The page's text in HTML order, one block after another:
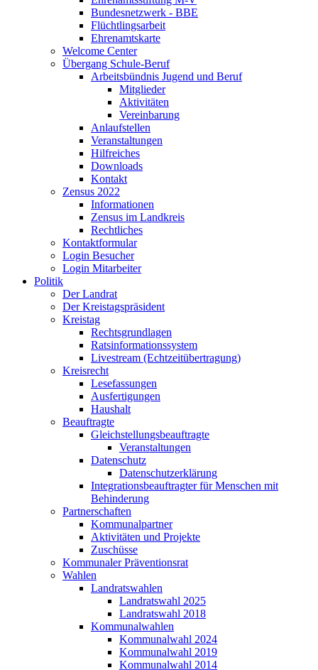
Bundesnetzwerk - BBE
Flüchtlingsarbeit
Ehrenamtskarte
Welcome Center
Übergang Schule-Beruf
Arbeitsbündnis Jugend und Beruf
Mitglieder
Aktivitäten
Vereinbarung
Anlaufstellen
Veranstaltungen
Hilfreiches
Downloads
Kontakt
Zensus 2022
Informationen
Zensus im Landkreis
Rechtliches
Kontaktformular
Login Besucher
Login Mitarbeiter
Politik
Der Landrat
Der Kreistagspräsident
Kreistag
Rechtsgrundlagen
Ratsinformationssystem
Livestream (Echtzeitübertragung)
Kreisrecht
Lesefassungen
Ausfertigungen
Haushalt
Beauftragte
Gleichstellungsbeauftragte
Veranstaltungen
Datenschutz
Datenschutzerklärung
Integrationsbeauftragter für Menschen mit
Behinderung
Partnerschaften
Kommunalpartner
Aktivitäten und Projekte
Zuschüsse
Kommunaler Präventionsrat
Wahlen
Landratswahlen
Landratswahl 2025
Landratswahl 2018
Kommunalwahlen
Kommunalwahl 2024
Kommunalwahl 2019
Kommunalwahl 2014